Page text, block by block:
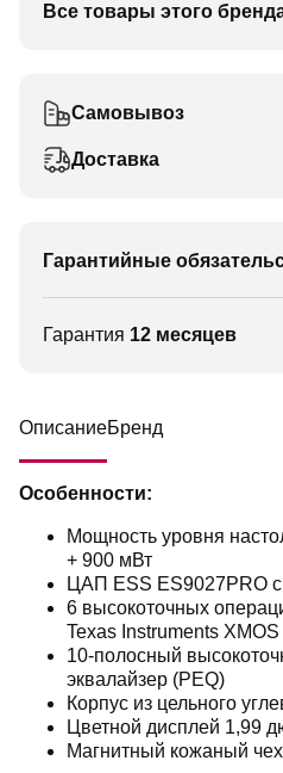
Все товары этого
Самовывоз
Доставка
Гарантийные
Гарантия 12 месяцев
ОписаниеБренд
Особенности:
Мощность уровня
+ 900 мВт
ЦАП ESS ES9027PRO
6 высокоточных
Texas Instruments
10-полосный
эквалайзер (PEQ)
Корпус из цельного
Цветной дисплей 1,99
Магнитный кожаный